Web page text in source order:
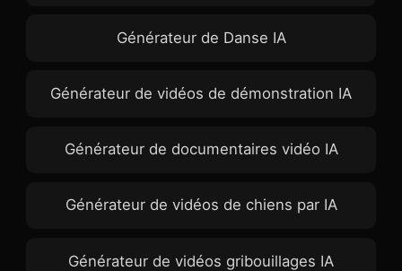
Générateur de Danse IA
Générateur de vidéos de démonstration IA
Générateur de documentaires vidéo IA
Générateur de vidéos de chiens par IA
Générateur de vidéos gribouillages IA